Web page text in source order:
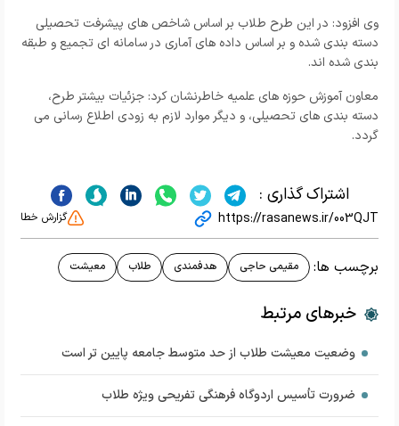
وی افزود: در این طرح طلاب بر اساس شاخص های پیشرفت تحصیلی
دسته بندی شده و بر اساس داده های آماری در سامانه ای تجمیع و طبقه
بندی شده اند.
معاون آموزش حوزه های علمیه خاطرنشان کرد: جزئیات بیشتر طرح،
دسته بندی های تحصیلی، و دیگر موارد لازم به زودی اطلاع رسانی می
گردد.
اشتراک گذاری :
https://rasanews.ir/003QJT گزارش خطا
برچسب ها: مقیمی حاجی هدفمندی طلاب معیشت
خبرهای مرتبط
وضعیت معیشت طلاب از حد متوسط جامعه پایین تر است
ضرورت تأسیس اردوگاه فرهنگی تفریحی ویژه طلاب